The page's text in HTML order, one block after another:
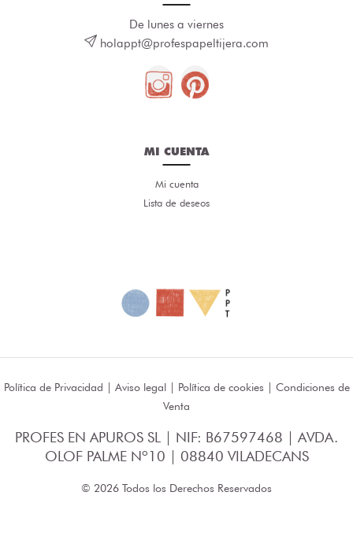
De lunes a viernes
holappt@profespapeltijera.com
MI CUENTA
Mi cuenta
Lista de deseos
Política de Privacidad | Aviso legal| Política de cookies | Condiciones de
Venta
PROFES EN APUROS SL | NIF: B67597468 | AVDA.
OLOF PALME Nº10 | 08840 VILADECANS
© 2026 Todos los Derechos Reservados